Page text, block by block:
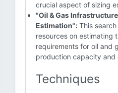
crucial aspect of sizing
"Oil & Gas
Estimation": This
resources on estimating
requirements for oil and
production capacity and
Techniques